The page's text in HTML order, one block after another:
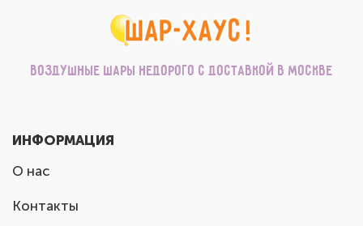
Воздушные шары недорого с доставкой в Москве
ИНФОРМАЦИЯ
О нас
Контакты